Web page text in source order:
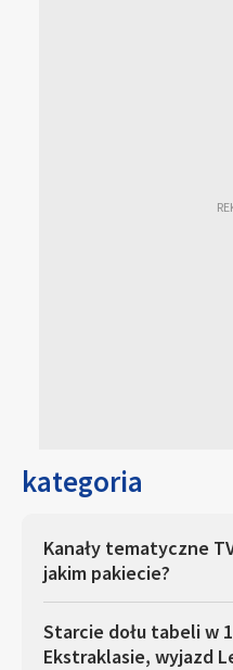
kategoria
Kanały tematyczne
jakim pakiecie?
Starcie dołu tabeli w
Ekstraklasie, wyjazd